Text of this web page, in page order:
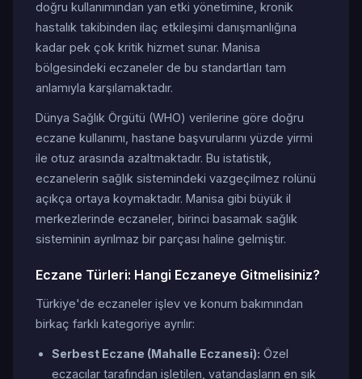
doğru kullanımından yan etki yönetimine, kronik
hastalık takibinden ilaç etkileşimi danışmanlığına
kadar pek çok kritik hizmet sunar. Manisa
bölgesindeki eczaneler de bu standartları tam
anlamıyla karşılamaktadır.
Dünya Sağlık Örgütü (WHO) verilerine göre doğru
eczane kullanımı, hastane başvurularını yüzde yirmi
ile otuz arasında azaltmaktadır. Bu istatistik,
eczanelerin sağlık sistemindeki vazgeçilmez rolünü
açıkça ortaya koymaktadır. Manisa gibi büyük il
merkezlerinde eczaneler, birinci basamak sağlık
sisteminin ayrılmaz bir parçası haline gelmiştir.
Eczane Türleri: Hangi Eczaneye Gitmelisiniz?
Türkiye'de eczaneler işlev ve konum bakımından
birkaç farklı kategoriye ayrılır:
Serbest Eczane (Mahalle Eczanesi): Özel
eczacılar tarafından işletilen, vatandaşların en sık